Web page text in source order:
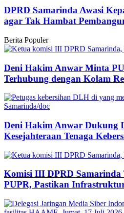
DPRD Samarinda Awasi
agar Tak Hambat
Berita Populer
Deni Hakim Anwar Minta
Terhubung dengan Kolam
Deni Hakim Anwar Dukung
Kesejahteraan Tenaga
Komisi III DPRD
PUPR, Pastikan